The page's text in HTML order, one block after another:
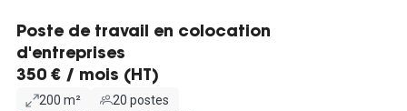
Poste de travail en colocation
d'entreprises
350 € / mois (HT)
200 m² 20 postes